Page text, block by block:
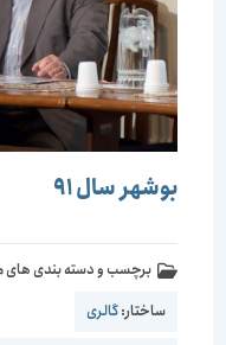
بوشهر سال 91
برچسب و دسته بندی های
ساختار:گالری